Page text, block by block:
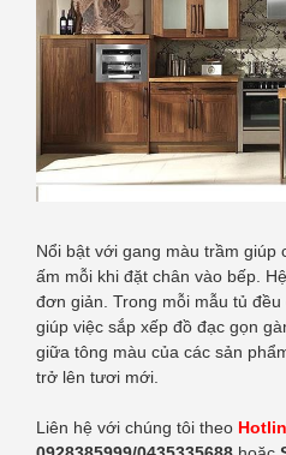
Nổi bật với gang màu trầm giúp
ấm mỗi khi đặt chân vào bếp.
đơn giản. Trong mỗi mẫu tủ
giúp việc sắp xếp đồ đạc gọn
giữa tông màu của các sản
trở lên tươi mới.
Liên hệ với chúng tôi theo